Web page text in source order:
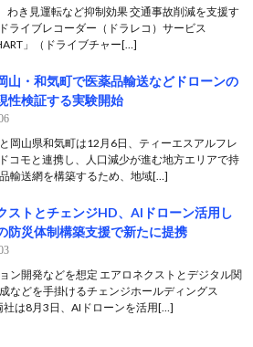
わき見運転など抑制効果 交通事故削減を支援す
ライブレコーダー（ドラレコ）サービス
」（ドライブチャー[…]
山・和気町で医薬品輸送などドローンの
性検証する実験開始
岡山県和気町は12月6日、ティーエスアルフレ
コモと連携し、人口減少が進む地方エリアで持
輸送網を構築するため、地域[…]
ストとチェンジHD、AIドローン活用し
防災体制構築支援で新たに提携
ン開発などを想定 エアロネクストとデジタル関
などを手掛けるチェンジホールディングス
社は8月3日、AIドローンを活用[…]